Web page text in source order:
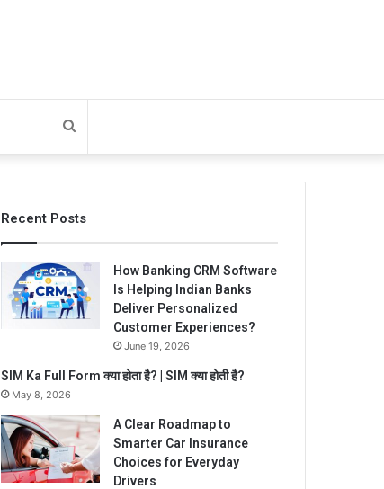
for
Recent Posts
How Banking CRM Software
Is Helping Indian Banks
Deliver Personalized
Customer Experiences?
June 19, 2026
SIM Ka Full Form क्या होता है? | SIM क्या होती है?
May 8, 2026
A Clear Roadmap to
Smarter Car Insurance
Choices for Everyday
Drivers